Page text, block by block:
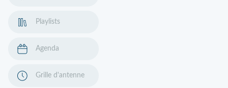
Playlists
Agenda
Grille d'antenne